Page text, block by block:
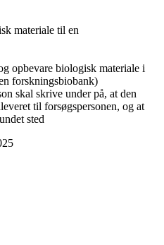
materiale til en
opbevare biologisk materiale i
forskningsbiobank)
skal skrive under på, at den
til forsøgspersonen, og at
sted